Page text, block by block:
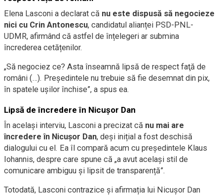
Elena Lasconi a declarat că nu este dispusă să negocieze
nici cu Crin Antonescu, candidatul alianței PSD-PNL-
UDMR, afirmând că astfel de înțelegeri ar submina
încrederea cetățenilor.
„Să negociez ce? Asta înseamnă lipsă de respect faţă de
români (…). Preşedintele nu trebuie să fie desemnat din pix,
în spatele uşilor închise”, a spus ea.
Lipsă de încredere în Nicușor Dan
În același interviu, Lasconi a precizat că nu mai are
încredere în Nicușor Dan, deși inițial a fost deschisă
dialogului cu el. Ea îl compară acum cu președintele Klaus
Iohannis, despre care spune că „a avut același stil de
comunicare ambiguu și lipsit de transparență”.
Totodată, Lasconi contrazice și afirmația lui Nicușor Dan